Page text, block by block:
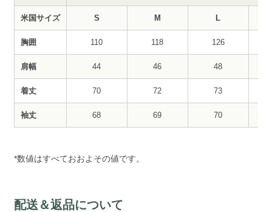
米国サイズ S M L
胸囲 110 118 126
肩幅 44 46 48
着丈 70 72 73
袖丈 68 69 70
*数値はすべておおよその値です。
配送＆返品について